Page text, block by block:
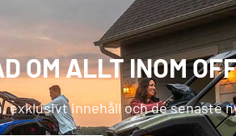
OM ALLT INOM
exklusivt innehåll och de senaste